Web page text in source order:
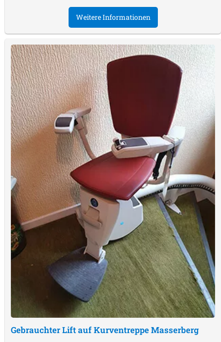
Weitere Informationen
Gebrauchter Lift auf KurventreppeMasserberg